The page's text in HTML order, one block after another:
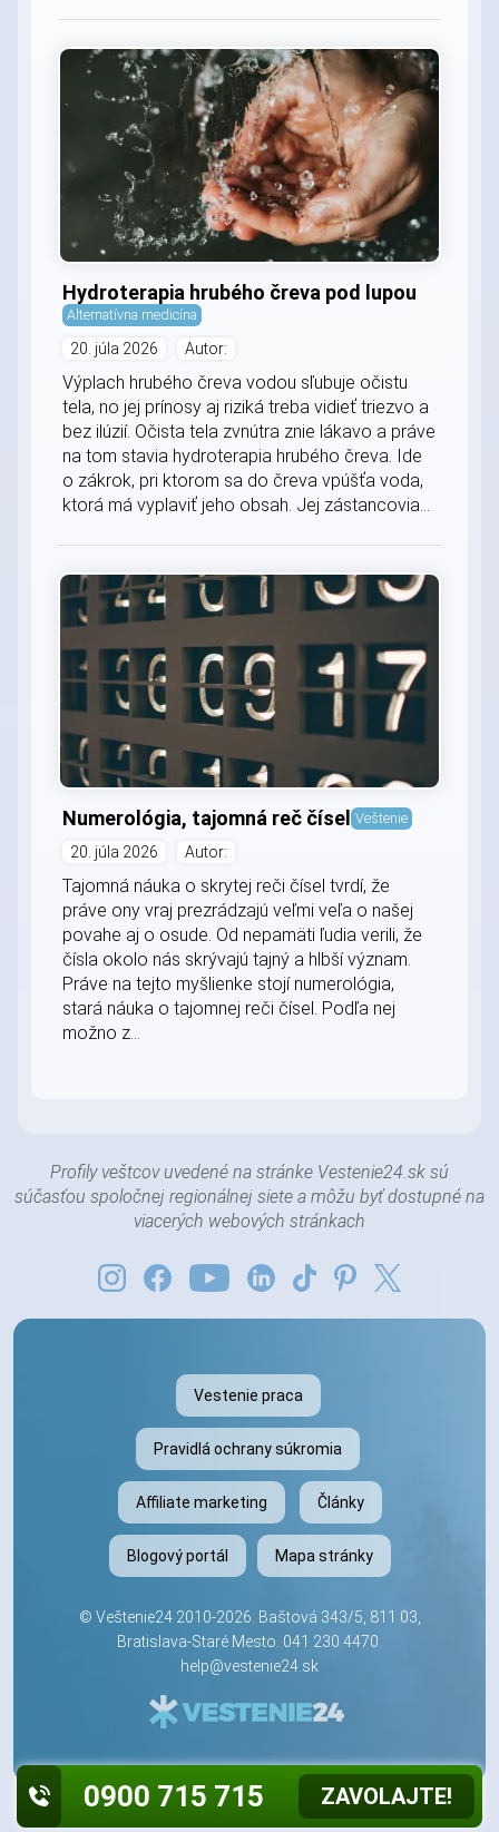
Hydroterapia hrubého čreva pod lupou
Alternatívna medicína
20. júla 2026 Autor:
Výplach hrubého čreva vodou sľubuje očistu
tela, no jej prínosy aj riziká treba vidieť triezvo a
bez ilúzií. Očista tela zvnútra znie lákavo a práve
na tom stavia hydroterapia hrubého čreva. Ide
o zákrok, pri ktorom sa do čreva vpúšťa voda,
ktorá má vyplaviť jeho obsah. Jej zástancovia...
Numerológia, tajomná reč čísel Veštenie
20. júla 2026 Autor:
Tajomná náuka o skrytej reči čísel tvrdí, že
práve ony vraj prezrádzajú veľmi veľa o našej
povahe aj o osude. Od nepamäti ľudia verili, že
čísla okolo nás skrývajú tajný a hlbší význam.
Práve na tejto myšlienke stojí numerológia,
stará náuka o tajomnej reči čísel. Podľa nej
možno z...
Profily veštcov uvedené na stránke Vestenie24.sk sú
súčasťou spoločnej regionálnej siete a môžu byť dostupné na
viacerých webových stránkach
Vestenie praca
Pravidlá ochrany súkromia
Affiliate marketing Články
Blogový portál Mapa stránky
© Veštenie242010-2026. Baštová 343/5, 811 03,
Bratislava-Staré Mesto. 041 230 4470.
help@vestenie24.sk
0900 715 715 ZAVOLAJTE!